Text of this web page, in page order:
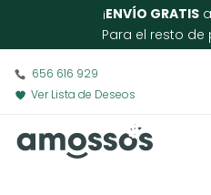
¡ENVÍO GRATIS
Para el resto de
656 616 929
Ver Lista de Deseos